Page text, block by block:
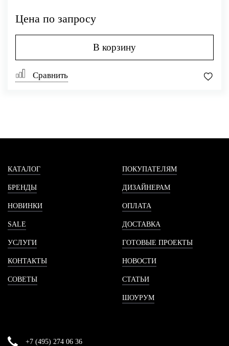
Цена по запросу
В корзину
Сравнить
КАТАЛОГ
БРЕНДЫ
НОВИНКИ
SALE
УСЛУГИ
КОНТАКТЫ
СОВЕТЫ
ПОКУПАТЕЛЯМ
ДИЗАЙНЕРАМ
ОПЛАТА
ДОСТАВКА
ГОТОВЫЕ ПРОЕКТЫ
НОВОСТИ
СТАТЬИ
ШОУРУМ
+7 (495) 274 06 36